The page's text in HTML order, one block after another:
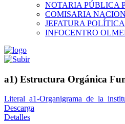
NOTARIA PÚBLICA
COMISARIA
JEFATURA
INFOCENTRO
a1) Estructura Orgánica
Literal_a1-
Descarga
Detalles